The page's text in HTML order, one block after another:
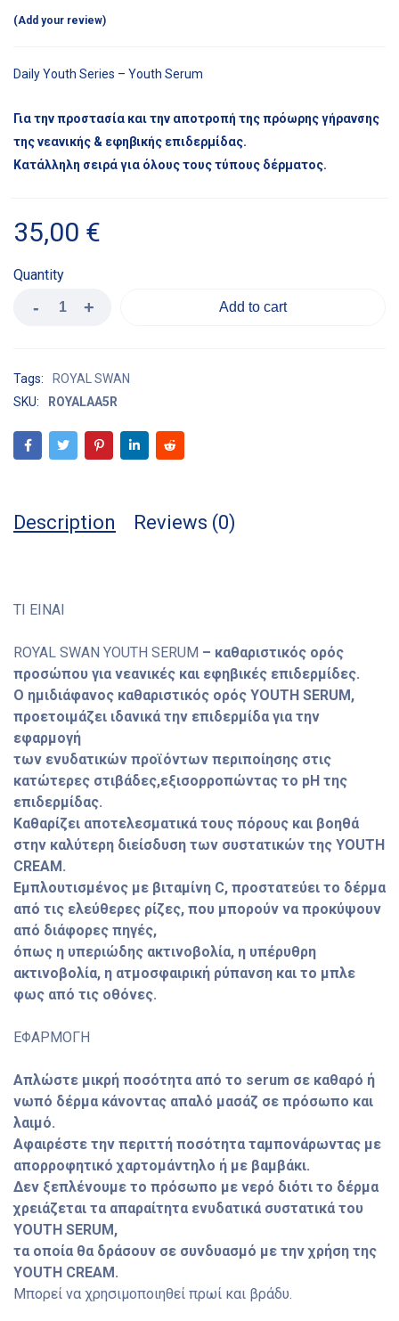
Add your review
Daily Youth Series – Youth Serum
Για την προστασία και την αποτροπή της πρόωρης γήρανσης
της νεανικής & εφηβικής επιδερμίδας.
Κατάλληλη σειρά για όλους τους τύπους δέρματος.
35,00 €
Quantity
Add to cart
Tags:
ROYAL SWAN
SKU:
ROYALAA5R
Description Reviews (0)
ΤΙ ΕΙΝΑΙ
ROYAL SWAN YOUTH SERUM – καθαριστικός ορός
προσώπου για νεανικές και εφηβικές επιδερμίδες.
Ο ημιδιάφανος καθαριστικός ορός YOUTH SERUM,
προετοιμάζει ιδανικά την επιδερμίδα για την
εφαρμογή
των ενυδατικών προϊόντων περιποίησης στις
κατώτερες στιβάδες,εξισορροπώντας το pH της
επιδερμίδας.
Καθαρίζει αποτελεσματικά τους πόρους και βοηθά
στην καλύτερη διείσδυση των συστατικών της YOUTH
CREAM.
Εμπλουτισμένος με βιταμίνη C, προστατεύει το δέρμα
από τις ελεύθερες ρίζες, που μπορούν να προκύψουν
από διάφορες πηγές,
όπως η υπεριώδης ακτινοβολία, η υπέρυθρη
ακτινοβολία, η ατμοσφαιρική ρύπανση και το μπλε
φως από τις οθόνες.
ΕΦΑΡΜΟΓΗ
Απλώστε μικρή ποσότητα από το serum σε καθαρό ή
νωπό δέρμα κάνοντας απαλό μασάζ σε πρόσωπο και
λαιμό.
Αφαιρέστε την περιττή ποσότητα ταμπονάρωντας με
απορροφητικό χαρτομάντηλο ή με βαμβάκι.
Δεν ξεπλένουμε το πρόσωπο με νερό διότι το δέρμα
χρειάζεται τα απαραίτητα ενυδατικά συστατικά του
YOUTH SERUM,
τα οποία θα δράσουν σε συνδυασμό με την χρήση της
YOUTH CREAM.
Μπορεί να χρησιμοποιηθεί πρωί και βράδυ.